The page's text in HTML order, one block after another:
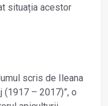
situația acestor
scris de Ileana
(1917 – 2017)”, o